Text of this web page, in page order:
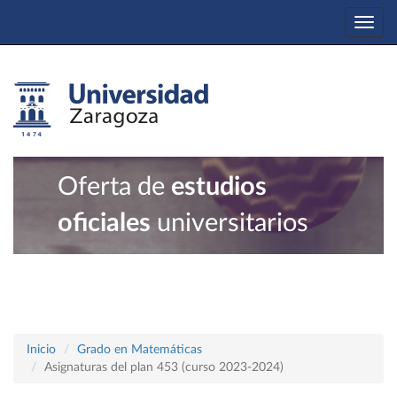
Oferta de estudios
oficiales universitarios
Inicio
Grado en Matemáticas
Asignaturas del plan 453 (curso 2023-2024)